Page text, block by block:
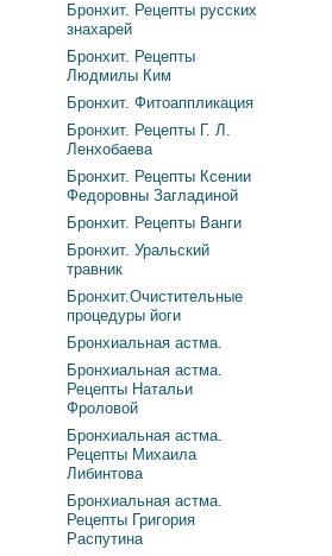
Бронхит. Рецепты русских
знахарей
Бронхит. Рецепты
Людмилы Ким
Бронхит. Фитоаппликация
Бронхит. Рецепты Г. Л.
Ленхобаева
Бронхит. Рецепты Ксении
Федоровны Загладиной
Бронхит. Рецепты Ванги
Бронхит. Уральский
травник
Бронхит.Очистительные
процедуры йоги
Бронхиальная астма.
Бронхиальная астма.
Рецепты Натальи
Фроловой
Бронхиальная астма.
Рецепты Михаила
Либинтова
Бронхиальная астма.
Рецепты Григория
Распутина